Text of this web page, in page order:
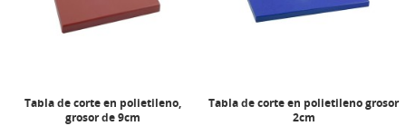
Tabla de corte en polietileno,
grosor de 9cm
Tabla de corte en polietileno grosor
2cm